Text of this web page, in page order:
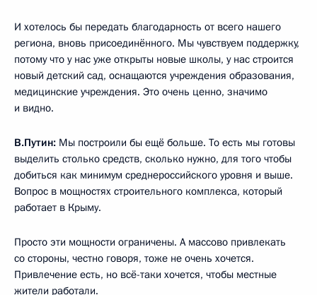
И хотелось бы передать благодарность от всего нашего
региона, вновь присоединённого. Мы чувствуем поддержку,
потому что у нас уже открыты новые школы, у нас строится
новый детский сад, оснащаются учреждения образования,
медицинские учреждения. Это очень ценно, значимо
и видно.
В.Путин: Мы построили бы ещё больше. То есть мы готовы
выделить столько средств, сколько нужно, для того чтобы
добиться как минимум среднероссийского уровня и выше.
Вопрос в мощностях строительного комплекса, который
работает в Крыму.
Просто эти мощности ограничены. А массово привлекать
со стороны, честно говоря, тоже не очень хочется.
Привлечение есть, но всё-таки хочется, чтобы местные
жители работали.